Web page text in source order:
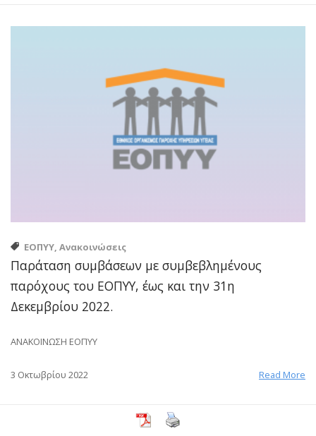
ΕΟΠΥΥ, Ανακοινώσεις
Παράταση συμβάσεων με συμβεβλημένους
παρόχους του ΕΟΠΥΥ, έως και την 31η
Δεκεμβρίου 2022.
ANAKOINΩΣΗ ΕΟΠΥΥ
3 Οκτωβρίου 2022 Read More